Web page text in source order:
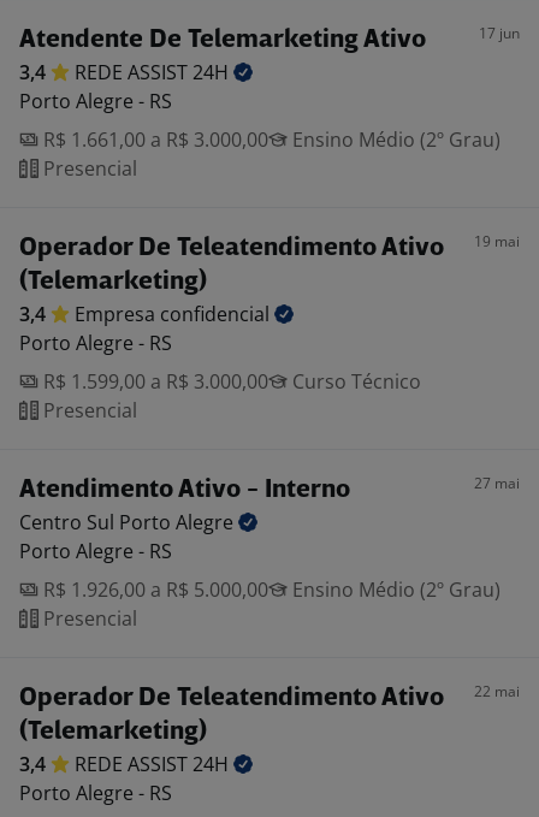
Atendente De Telemarketing Ativo 17 jun
3,4 REDE ASSIST24H
Porto Alegre - RS
R$ 1.661,00 a R$ 3.000,00
Ensino Médio (2º Grau)
Presencial
Operador De Teleatendimento Ativo
(Telemarketing)
19 mai
3,4 Empresa confidencial
Porto Alegre - RS
R$ 1.599,00 a R$ 3.000,00
Curso Técnico
Presencial
Atendimento Ativo - Interno 27 mai
Centro Sul Porto Alegre
Porto Alegre - RS
R$ 1.926,00 a R$ 5.000,00
Ensino Médio (2º Grau)
Presencial
Operador De Teleatendimento Ativo
(Telemarketing)
22 mai
3,4 REDE ASSIST24H
Porto Alegre - RS